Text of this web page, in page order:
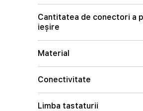
Cantitatea de conectori a
ieșire
Material
Conectivitate
Limba tastaturii